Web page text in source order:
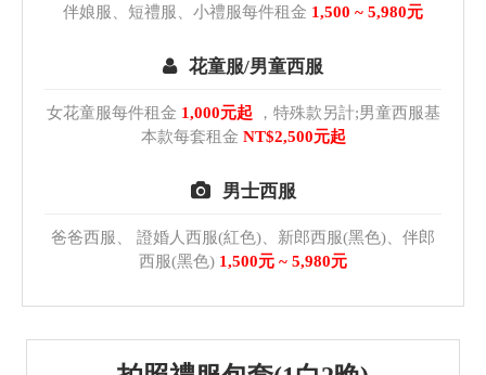
伴娘服、短禮服、小禮服每件租金 1,500 ~ 5,980元
花童服/男童西服
女花童服每件租金 1,000元起 ，特殊款另計;男童西服基
本款每套租金 NT$2,500元起
男士西服
爸爸西服、 證婚人西服(紅色)、新郎西服(黑色)、伴郎
西服(黑色) 1,500元 ~ 5,980元